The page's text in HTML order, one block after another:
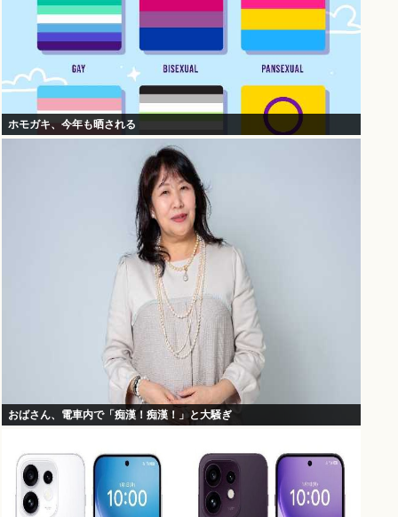
ホモガキ、今年も晒される
おばさん、電車内で「痴漢！痴漢！」と大騒ぎ